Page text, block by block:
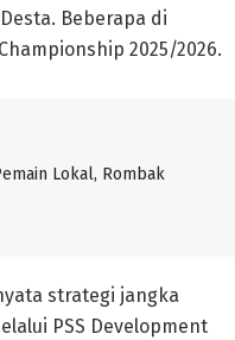
Beberapa di
2025/2026.
Lokal, Rombak
strategi jangka
PSS Development